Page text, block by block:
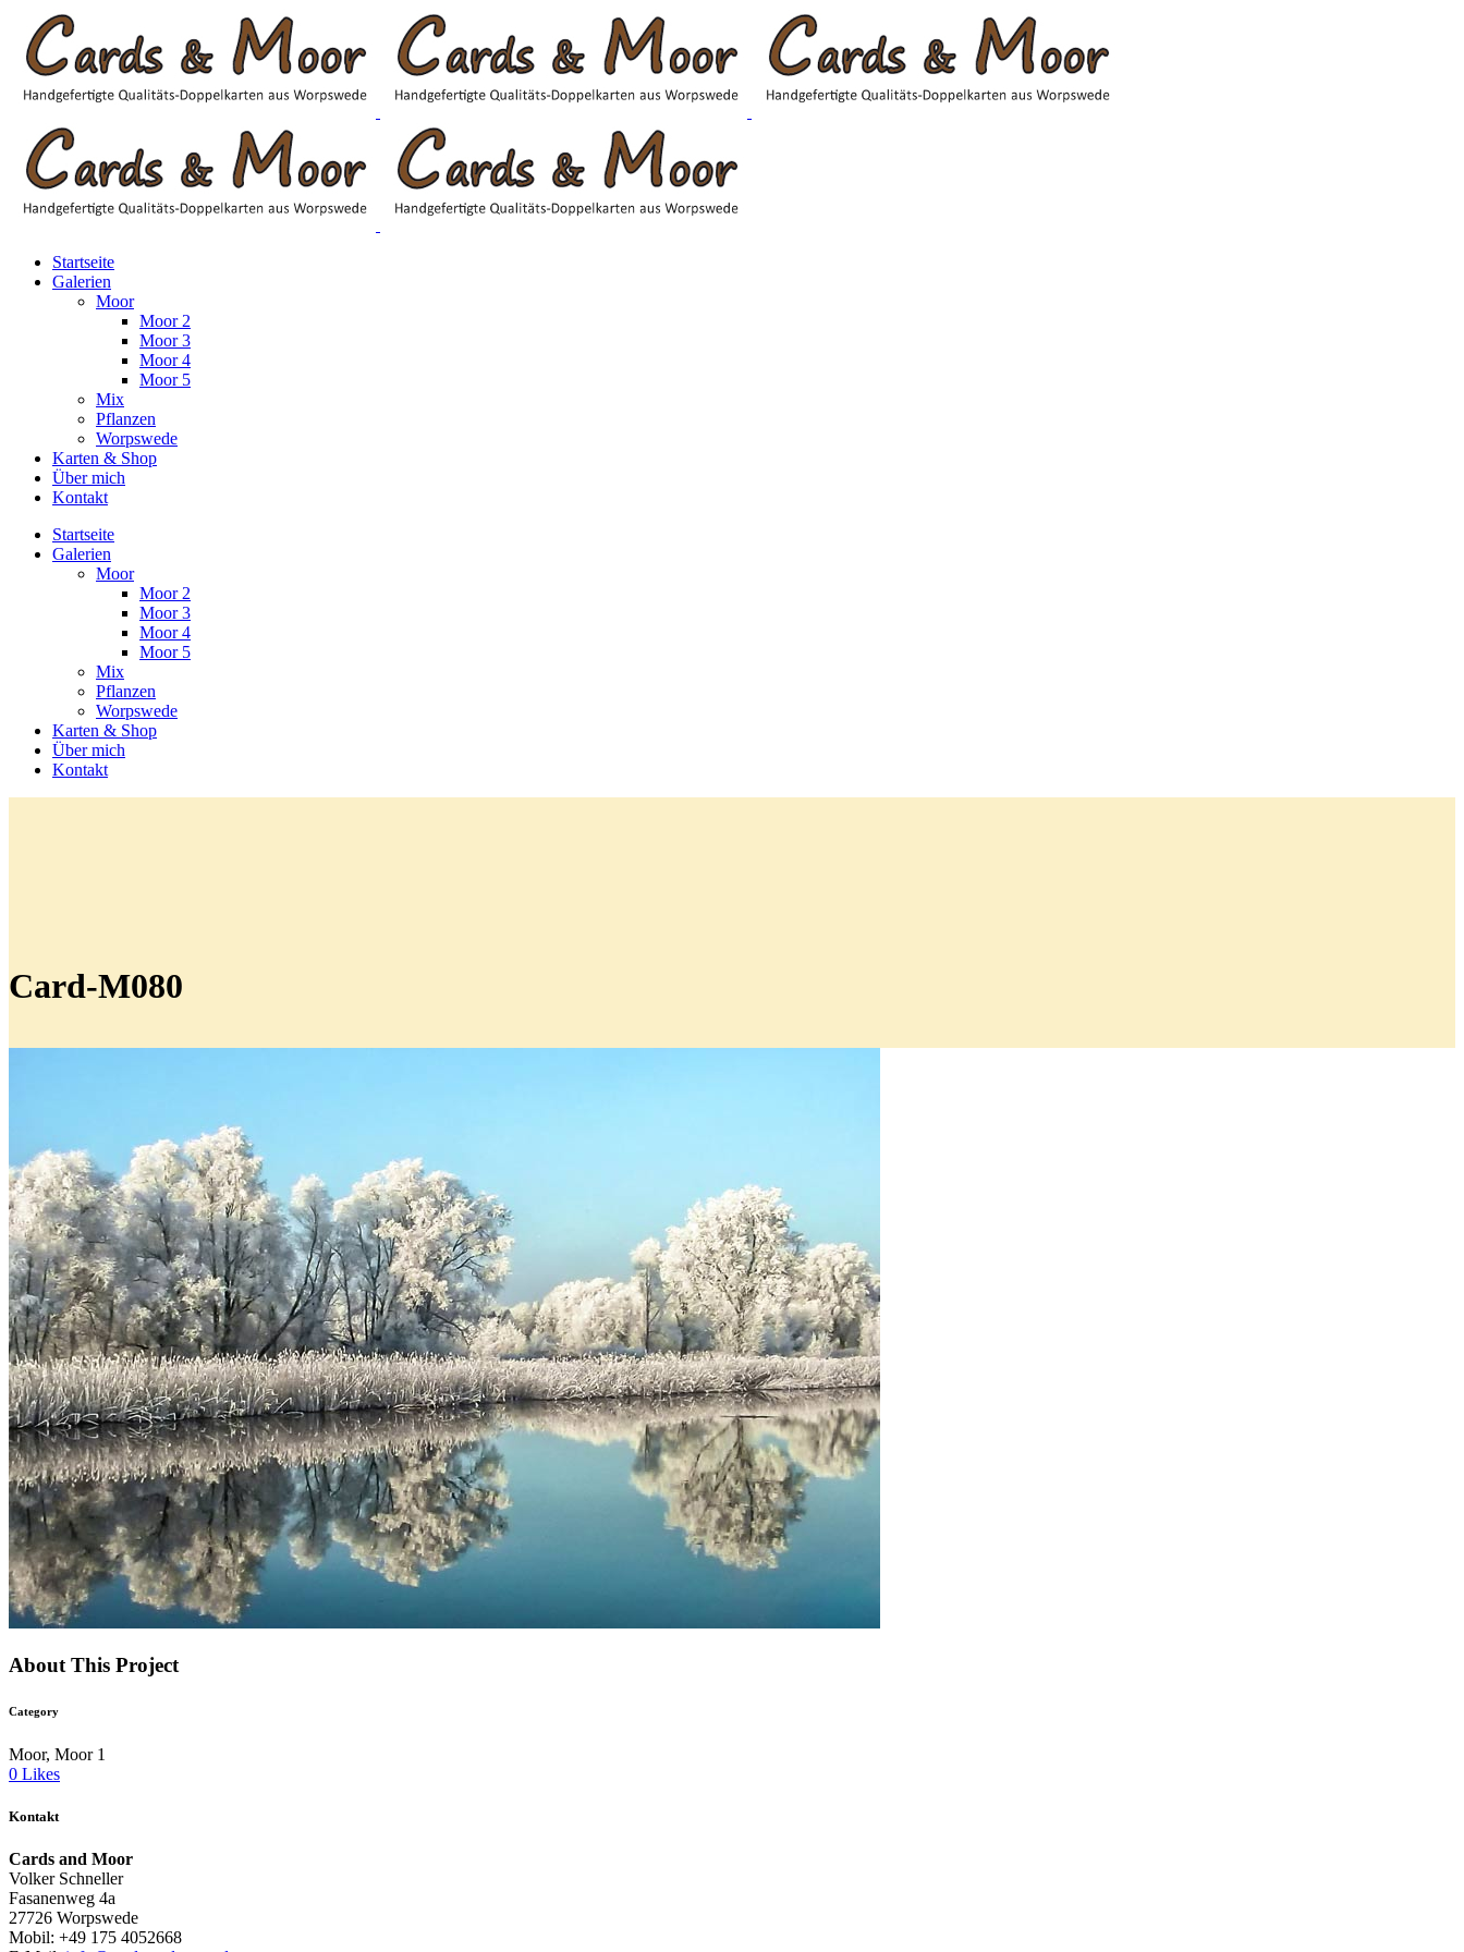
Startseite
Galerien
Moor
Moor 2
Moor 3
Moor 4
Moor 5
Mix
Pflanzen
Worpswede
Karten & Shop
Über mich
Kontakt
Startseite
Galerien
Moor
Moor 2
Moor 3
Moor 4
Moor 5
Mix
Pflanzen
Worpswede
Karten & Shop
Über mich
Kontakt
Card-M080
About This Project
Category
Moor, Moor 1
0 Likes
Kontakt
Cards and Moor
Volker Schneller
Fasanenweg 4a
27726 Worpswede
Mobil: +49 175 4052668